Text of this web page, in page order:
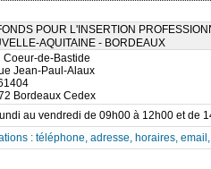
POUR L'INSERTION
AQUITAINE - BORDEAUX
Coeur-de-Bastide
Jean-Paul-Alaux
Bordeaux Cedex
au vendredi de 09h00 à 12h00 et de
: téléphone, adresse, horaires,